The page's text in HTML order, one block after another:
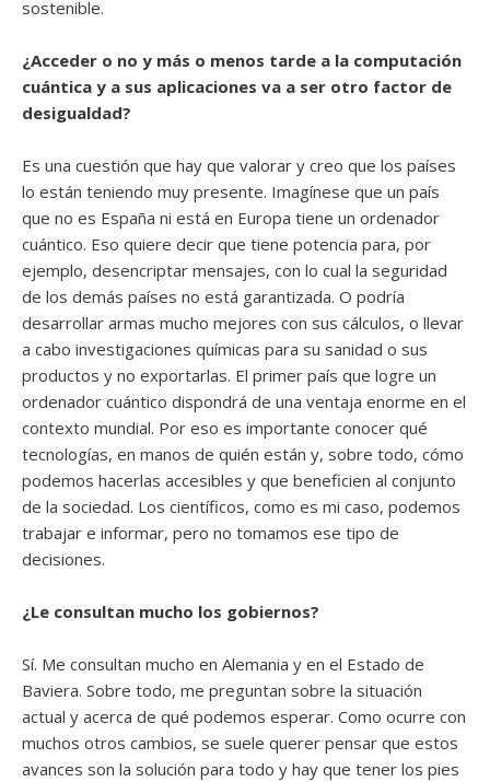
sostenible.
¿Acceder o no y más o menos tarde a la computación
cuántica y a sus aplicaciones va a ser otro factor de
desigualdad?
Es una cuestión que hay que valorar y creo que los países
lo están teniendo muy presente. Imagínese que un país
que no es España ni está en Europa tiene un ordenador
cuántico. Eso quiere decir que tiene potencia para, por
ejemplo, desencriptar mensajes, con lo cual la seguridad
de los demás países no está garantizada. O podría
desarrollar armas mucho mejores con sus cálculos, o llevar
a cabo investigaciones químicas para su sanidad o sus
productos y no exportarlas. El primer país que logre un
ordenador cuántico dispondrá de una ventaja enorme en el
contexto mundial. Por eso es importante conocer qué
tecnologías, en manos de quién están y, sobre todo, cómo
podemos hacerlas accesibles y que beneficien al conjunto
de la sociedad. Los científicos, como es mi caso, podemos
trabajar e informar, pero no tomamos ese tipo de
decisiones.
¿Le consultan mucho los gobiernos?
Sí. Me consultan mucho en Alemania y en el Estado de
Baviera. Sobre todo, me preguntan sobre la situación
actual y acerca de qué podemos esperar. Como ocurre con
muchos otros cambios, se suele querer pensar que estos
avances son la solución para todo y hay que tener los pies